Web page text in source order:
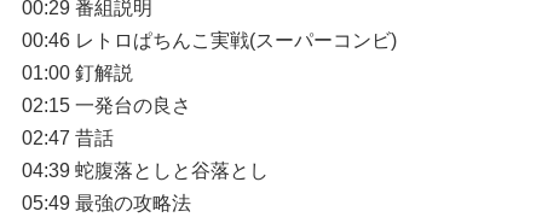
00:29 番組説明
00:46 レトロぱちんこ実戦(スーパーコンビ)
01:00 釘解説
02:15 一発台の良さ
02:47 昔話
04:39 蛇腹落としと谷落とし
05:49 最強の攻略法